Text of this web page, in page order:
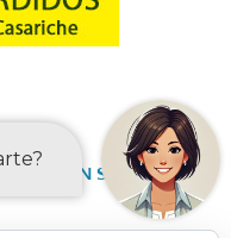
EN SINIESTROS